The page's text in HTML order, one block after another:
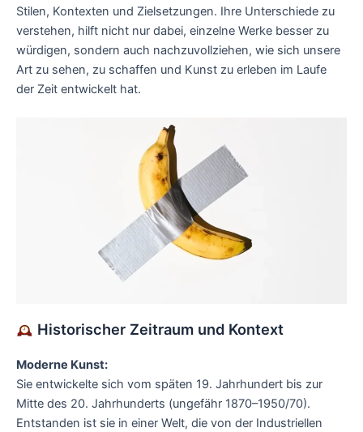
Stilen, Kontexten und Zielsetzungen. Ihre Unterschiede zu
verstehen, hilft nicht nur dabei, einzelne Werke besser zu
würdigen, sondern auch nachzuvollziehen, wie sich unsere
Art zu sehen, zu schaffen und Kunst zu erleben im Laufe
der Zeit entwickelt hat.
Historischer Zeitraum und Kontext
Moderne Kunst:
Sie entwickelte sich vom späten 19. Jahrhundert bis zur
Mitte des 20. Jahrhunderts (ungefähr 1870–1950/70).
Entstanden ist sie in einer Welt, die von der Industriellen